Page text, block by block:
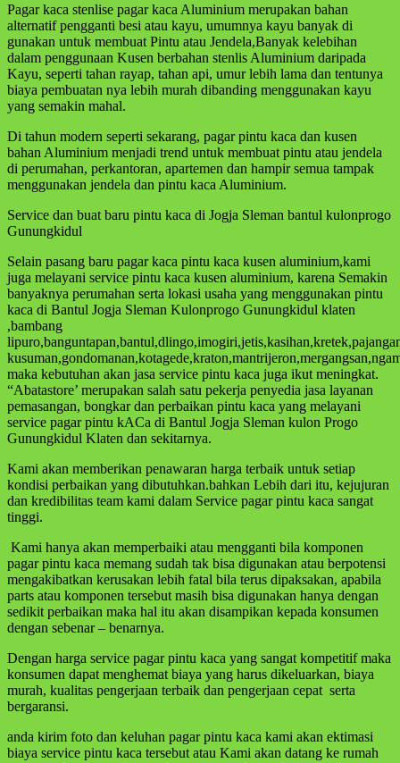
Pagar kaca stenlise pagar kaca Aluminium merupakan bahan
alternatif pengganti besi atau kayu, umumnya kayu banyak di
gunakan untuk membuat Pintu atau Jendela,Banyak kelebihan
dalam penggunaan Kusen berbahan stenlis Aluminium daripada
Kayu, seperti tahan rayap, tahan api, umur lebih lama dan tentunya
biaya pembuatan nya lebih murah dibanding menggunakan kayu
yang semakin mahal.
Di tahun modern seperti sekarang, pagar pintu kaca dan kusen
bahan Aluminium menjadi trend untuk membuat pintu atau jendela
di perumahan, perkantoran, apartemen dan hampir semua tampak
menggunakan jendela dan pintu kaca Aluminium.
Service dan buat baru pintu kaca di Jogja Sleman bantul kulonprogo
Gunungkidul
Selain pasang baru pagar kaca pintu kaca kusen aluminium,kami
juga melayani service pintu kaca kusen aluminium, karena Semakin
banyaknya perumahan serta lokasi usaha yang menggunakan pintu
kaca di Bantul Jogja Sleman Kulonprogo Gunungkidul klaten
,bambang
maka kebutuhan akan jasa service pintu kaca juga ikut meningkat.
“Abatastore’ merupakan salah satu pekerja penyedia jasa layanan
pemasangan, bongkar dan perbaikan pintu kaca yang melayani
service pagar pintu kACa di Bantul Jogja Sleman kulon Progo
Gunungkidul Klaten dan sekitarnya.
Kami akan memberikan penawaran harga terbaik untuk setiap
kondisi perbaikan yang dibutuhkan.bahkan Lebih dari itu, kejujuran
dan kredibilitas team kami dalam Service pagar pintu kaca sangat
tinggi.
Kami hanya akan memperbaiki atau mengganti bila komponen
pagar pintu kaca memang sudah tak bisa digunakan atau berpotensi
mengakibatkan kerusakan lebih fatal bila terus dipaksakan, apabila
parts atau komponen tersebut masih bisa digunakan hanya dengan
sedikit perbaikan maka hal itu akan disampikan kepada konsumen
dengan sebenar – benarnya.
Dengan harga service pagar pintu kaca yang sangat kompetitif maka
konsumen dapat menghemat biaya yang harus dikeluarkan, biaya
murah, kualitas pengerjaan terbaik dan pengerjaan cepat serta
bergaransi.
anda kirim foto dan keluhan pagar pintu kaca kami akan ektimasi
biaya service pintu kaca tersebut atau Kami akan datang ke rumah